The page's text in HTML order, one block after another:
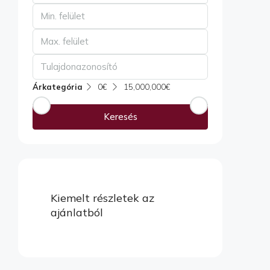
Árkategória 0€ 15,000,000€
Keresés
Kiemelt részletek az
ajánlatból